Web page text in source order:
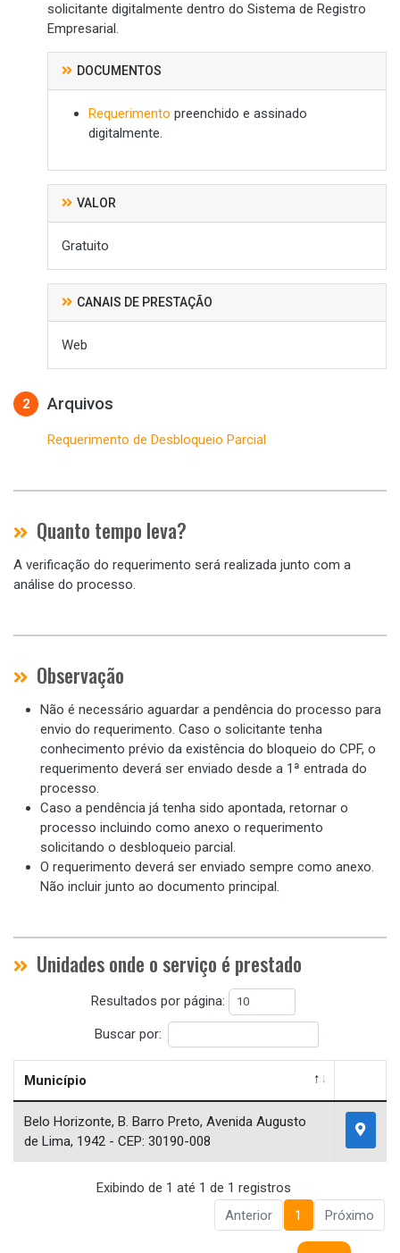
solicitante digitalmente dentro do Sistema de Registro
Empresarial.
DOCUMENTOS
Requerimento preenchido e assinado
digitalmente.
VALOR
Gratuito
CANAIS DE PRESTAÇÃO
Web
2 Arquivos
Requerimento de Desbloqueio Parcial
Quanto tempo leva?
A verificação do requerimento será realizada junto com a
análise do processo.
Observação
Não é necessário aguardar a pendência do processo para
envio do requerimento. Caso o solicitante tenha
conhecimento prévio da existência do bloqueio do CPF, o
requerimento deverá ser enviado desde a 1ª entrada do
processo.
Caso a pendência já tenha sido apontada, retornar o
processo incluindo como anexo o requerimento
solicitando o desbloqueio parcial.
O requerimento deverá ser enviado sempre como anexo.
Não incluir junto ao documento principal.
Unidades onde o serviço é prestado
Resultados por página:
Buscar por:
Município
Belo Horizonte, B. Barro Preto, Avenida Augusto
de Lima, 1942 - CEP: 30190-008
Exibindo de 1 até 1 de 1 registros
Anterior
1 Próximo